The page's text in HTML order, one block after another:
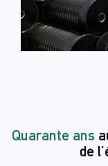
Quarante ans
de